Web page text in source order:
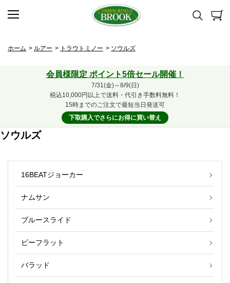
ホーム > ルアー > トラウトミノー > ソウルズ
会員様限定 ポイント5倍セール開催！
7/31(金)～8/9(日)
税込10,000円以上で送料・代引き手数料無料！
15時までのご注文で最短当日発送可
下取購入でさらにお得に買い替え
ソウルズ
16BEATジョーカー
ナムサン
ブルースライド
ビーフラット
バラッド